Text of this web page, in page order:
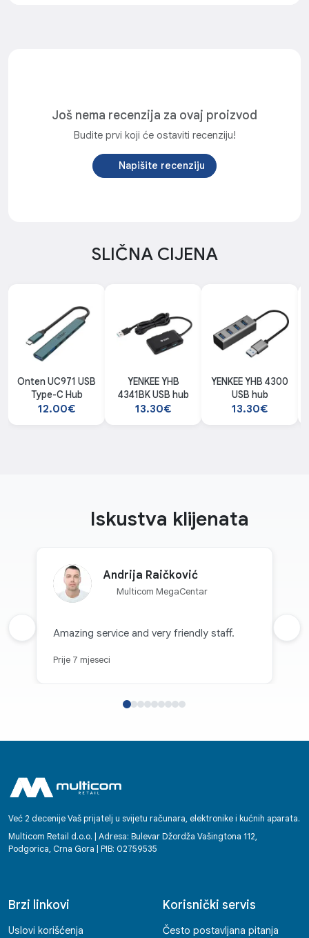
Još nema recenzija za ovaj proizvod
Budite prvi koji će ostaviti recenziju!
Napišite recenziju
SLIČNA CIJENA
Onten UC971 USB
Type-C Hub
12.00€
YENKEE YHB
4341BK USB hub
13.30€
YENKEE YHB 4300
USB hub
13.30€
Iskustva klijenata
Andrija Raičković
Multicom MegaCentar
Amazing service and very friendly staff.
Prije 7 mjeseci
Prethodna recenzija
Već 2 decenije Vaš prijatelj u svijetu računara, elektronike i kućnih aparata.
Multicom Retail d.o.o. | Adresa: Bulevar Džordža Vašingtona 112,
Podgorica, Crna Gora | PIB: 02759535
Brzi linkovi
Uslovi korišćenja
Korisnički servis
Često postavljana pitanja